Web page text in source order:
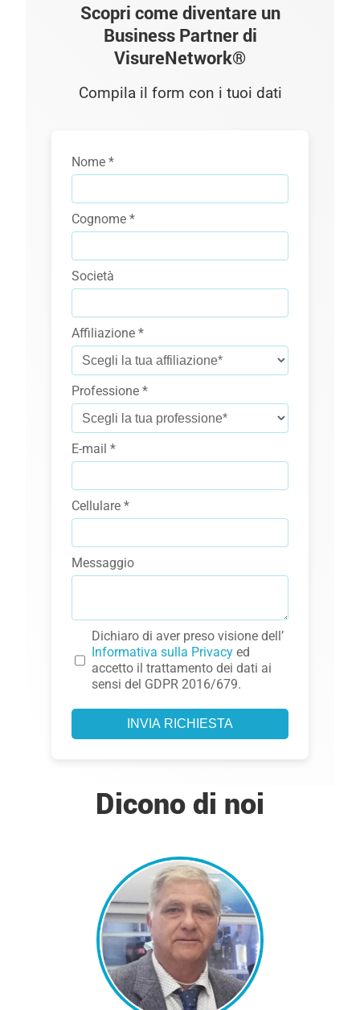
Scopri come diventare un
Business Partner di
VisureNetwork®
Compila il form con i tuoi dati
Nome *
Cognome *
Società
Affiliazione *
Professione *
E-mail *
Cellulare *
Messaggio
Dichiaro di aver preso visione dell’
Informativa sulla Privacy ed
accetto il trattamento dei dati ai
sensi del GDPR 2016/679.
INVIA RICHIESTA
Dicono di noi